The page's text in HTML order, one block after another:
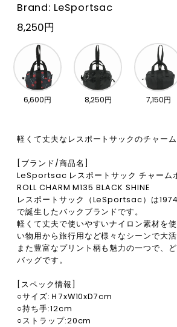
Brand: LeSportsac
8,250円
6,600円 8,250円 7,150円
軽くて丈夫なレスポートサックのチャーム
[ブランド/商品名]
LeSportsac レスポートサック チャーム
ROLL CHARM M135 BLACK SHINE
レスポートサック（LeSportsac）は
で誕生したバックブランドです。
軽くて丈夫で使いやすいナイロン素材を
い物用から旅行用など様々なシーンで大活
また豊富なプリント柄も魅力の一つで、
バッグです。
[スペック情報]
○サイズ:Ｈ7xW10xD7cm
○持ち手:12cm
○ストラップ:20cm